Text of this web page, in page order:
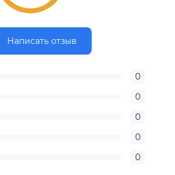
Написать отзыв
0
0
0
0
0